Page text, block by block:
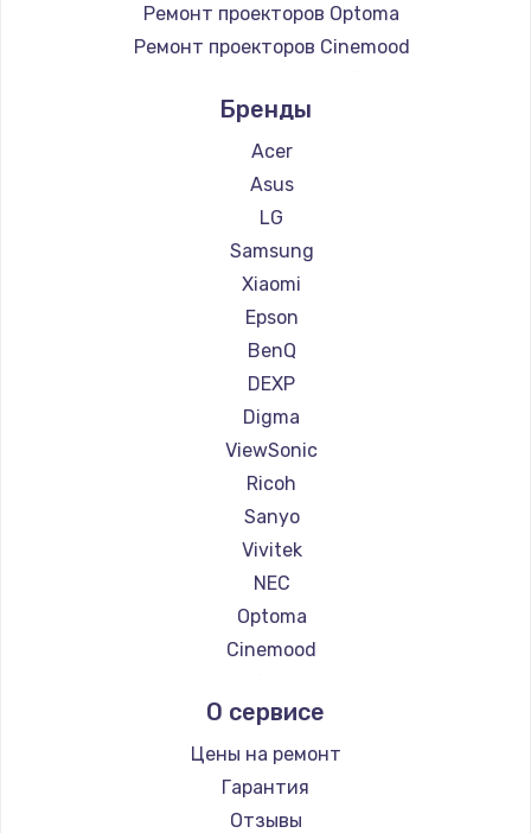
Замена вебкамеры
750 руб.
Заказать
Установка драйверов
350 руб.
Заказать
Замена жесткого диска
500 руб.
Заказать
Ремонт цепей питания
2500 руб.
Заказать
Замена северного моста
1500 руб.
Заказать
Замена экрана
1100 руб.
Заказать
Ремонт проекторов Optoma
Ремонт проекторов Cinemood
Ремонт проекторов Barco
Ремонт проекторов Xgimi
Ремонт проекторов Canon
Ремонт проекторов JVC
Ремонт проекторов Casio
Ремонт проекторов Hiper
Ремонт проекторов HITACHI
Ремонт проекторов Panasonic
Ремонт проекторов Hisense
Бренды
Acer
Asus
LG
Samsung
Xiaomi
Epson
BenQ
DEXP
Digma
ViewSonic
Ricoh
Sanyo
Vivitek
NEC
Optoma
Cinemood
Barco
Xgimi
Canon
JVC
О сервисе
Цены на ремонт
Гарантия
Отзывы